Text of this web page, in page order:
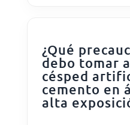
¿Qué
debo tomar
césped
cemento en
alta